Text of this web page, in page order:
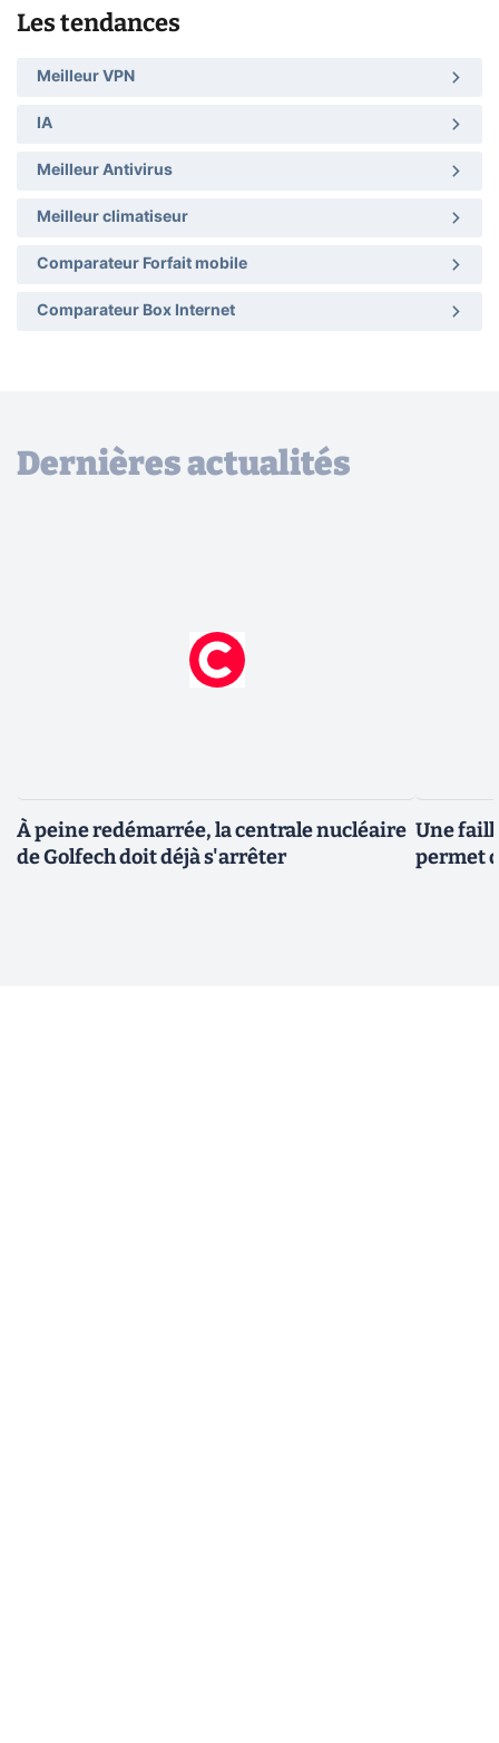
Les tendances
Meilleur VPN
IA
Meilleur Antivirus
Meilleur climatiseur
Comparateur Forfait mobile
Comparateur Box Internet
Dernières actualités
À peine redémarrée, la centrale nucléaire
de Golfech doit déjà s'arrêter
Une
permet